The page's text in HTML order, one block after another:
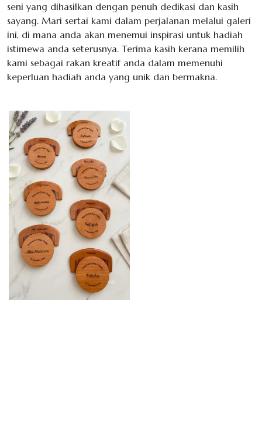
seni yang dihasilkan dengan penuh dedikasi dan kasih
sayang. Mari sertai kami dalam perjalanan melalui galeri
ini, di mana anda akan menemui inspirasi untuk hadiah
istimewa anda seterusnya. Terima kasih kerana memilih
kami sebagai rakan kreatif anda dalam memenuhi
keperluan hadiah anda yang unik dan bermakna.
Chat with Us
Hello! How can I assist you today?